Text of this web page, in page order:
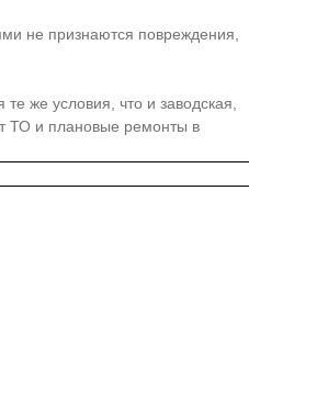
не признаются повреждения,
же условия, что и заводская,
ТО и плановые ремонты в